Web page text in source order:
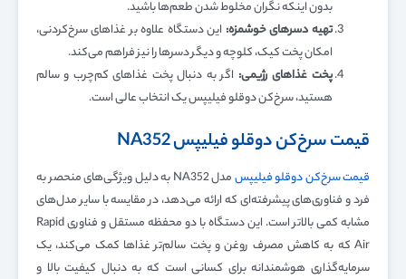
بدون اینکه نگران مخلوط شدن طعم‌ها باشید.
تهیه دسرهای خوشمزه: این دستگاه علاوه بر غذاهای سرخ‌کردنی،
امکان پخت کیک، کلوچه و دیگر دسرها را نیز فراهم می‌کند.
پخت غذاهای رژیمی: اگر به دنبال پخت غذاهای کم‌چرب و سالم
هستید، سرخ‌کن دوقلو فیلیپس یک انتخاب عالی است.
قیمت سرخ‌کن دوقلو فیلیپس NA352
قیمت سرخ‌کن دوقلو فیلیپس
مدل NA352 به دلیل ویژگی‌های منحصر به
فرد و فناوری‌های پیشرفته‌ای که ارائه می‌دهد، در مقایسه با سایر مدل‌های
مشابه کمی بالاتر است. این دستگاه با دو محفظه مستقل و فناوری Rapid
Air که به کاهش مصرف روغن و پخت سالم‌تر غذاها کمک می‌کند، یک
سرمایه‌گذاری هوشمندانه برای کسانی است که به دنبال کیفیت بالا و